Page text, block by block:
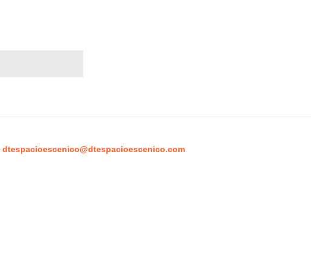
dtespacioescenico@dtespacioescenico.com